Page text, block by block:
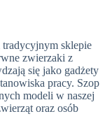
sklepie
zwierzaki z
się jako gadżety
pracy. Szop
modeli w naszej
oraz osób